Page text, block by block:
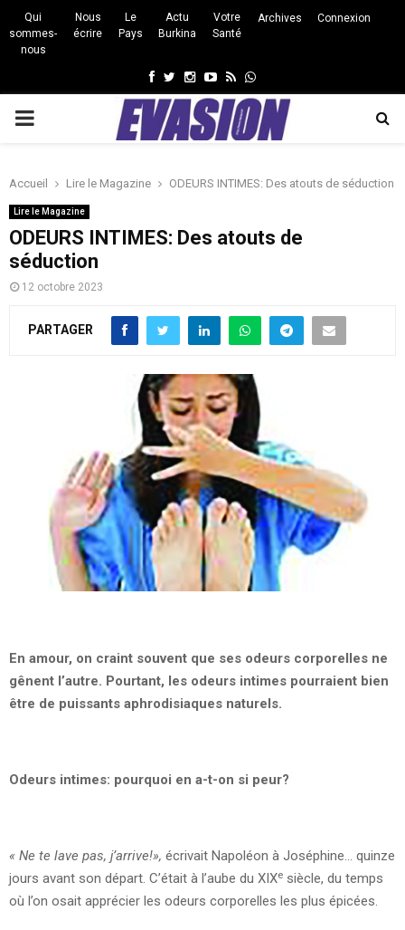
Qui
sommes-
nous
Nous
écrire
Le
Pays
Actu
Burkina
Votre
Santé
Archives Connexion
Facebook
Twitter
Instagram
Youtube
RssWhatsapp
PRIMARY
Accueil Lire le Magazine ODEURS INTIMES: Des atouts de séduction
Lire le Magazine
ODEURS INTIMES: Des atouts de
séduction
12 octobre 2023
PARTAGER
En amour, on craint souvent que ses odeurs corporelles ne
gênent l’autre. Pourtant, les odeurs intimes pourraient bien
être de puissants aphrodisiaques naturels.
Odeurs intimes: pourquoi en a-t-on si peur?
« Ne te lave pas, j’arrive!», écrivait Napoléon à Joséphine… quinze
jours avant son départ. C’était à l’aube du XIXe siècle, du temps
où l’on osait apprécier les odeurs corporelles les plus épicées.